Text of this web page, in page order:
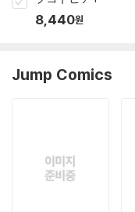
8,440원
Jump Comics